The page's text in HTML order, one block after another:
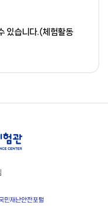
있습니다.(체험활동